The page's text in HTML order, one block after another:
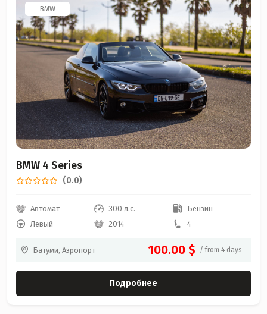
BMW
BMW 4 Series
(0.0)
Автомат 300 л.с.
Бензин
Левый
2014 4
Батуми, Аэропорт 100.00 $ / from 4 days
Подробнее